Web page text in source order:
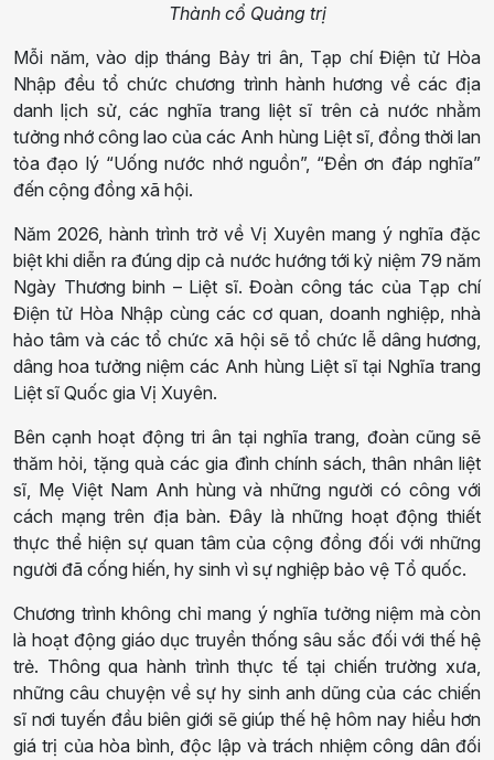
Thành cổ Quảng trị
Mỗi năm, vào dịp tháng Bảy tri ân, Tạp chí Điện tử Hòa
Nhập đều tổ chức chương trình hành hương về các địa
danh lịch sử, các nghĩa trang liệt sĩ trên cả nước nhằm
tưởng nhớ công lao của các Anh hùng Liệt sĩ, đồng thời lan
tỏa đạo lý “Uống nước nhớ nguồn”, “Đền ơn đáp nghĩa”
đến cộng đồng xã hội.
Năm 2026, hành trình trở về Vị Xuyên mang ý nghĩa đặc
biệt khi diễn ra đúng dịp cả nước hướng tới kỷ niệm 79 năm
Ngày Thương binh – Liệt sĩ. Đoàn công tác của Tạp chí
Điện tử Hòa Nhập cùng các cơ quan, doanh nghiệp, nhà
hảo tâm và các tổ chức xã hội sẽ tổ chức lễ dâng hương,
dâng hoa tưởng niệm các Anh hùng Liệt sĩ tại Nghĩa trang
Liệt sĩ Quốc gia Vị Xuyên.
Bên cạnh hoạt động tri ân tại nghĩa trang, đoàn cũng sẽ
thăm hỏi, tặng quà các gia đình chính sách, thân nhân liệt
sĩ, Mẹ Việt Nam Anh hùng và những người có công với
cách mạng trên địa bàn. Đây là những hoạt động thiết
thực thể hiện sự quan tâm của cộng đồng đối với những
người đã cống hiến, hy sinh vì sự nghiệp bảo vệ Tổ quốc.
Chương trình không chỉ mang ý nghĩa tưởng niệm mà còn
là hoạt động giáo dục truyền thống sâu sắc đối với thế hệ
trẻ. Thông qua hành trình thực tế tại chiến trường xưa,
những câu chuyện về sự hy sinh anh dũng của các chiến
sĩ nơi tuyến đầu biên giới sẽ giúp thế hệ hôm nay hiểu hơn
giá trị của hòa bình, độc lập và trách nhiệm công dân đối